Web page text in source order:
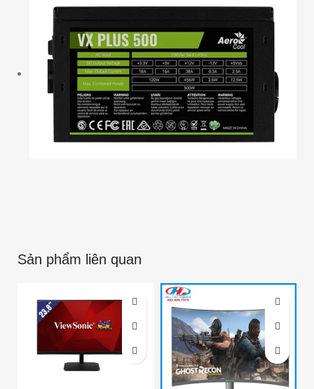
Sản phẩm liên quan
-6%